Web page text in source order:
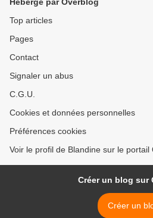
Top articles
Pages
Contact
Signaler un abus
C.G.U.
Cookies et données personnelles
Préférences cookies
Voir le profil de Blandine sur le portail
Créer un blog sur
Créer un